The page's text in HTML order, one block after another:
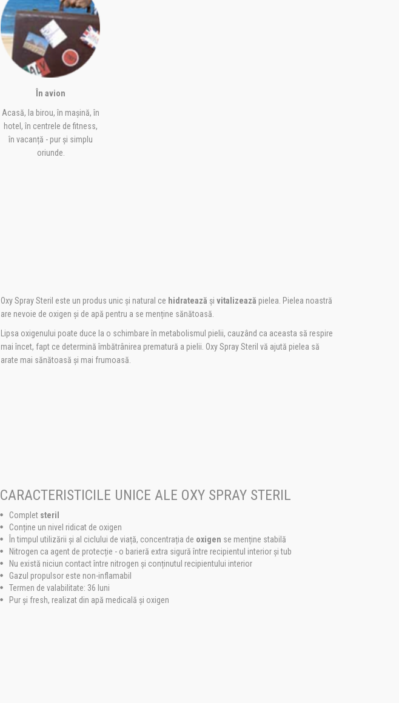
În avion
Acasă, la birou, în mașină, în
hotel, în centrele de fitness,
în vacanță - pur și simplu
oriunde.
Oxy Spray Steril este un produs unic și natural ce hidratează și vitalizează pielea. Pielea noastră
are nevoie de oxigen și de apă pentru a se menține sănătoasă.
Lipsa oxigenului poate duce la o schimbare în metabolismul pielii, cauzând ca aceasta să respire
mai încet, fapt ce determină îmbătrânirea prematură a pielii. Oxy Spray Steril vă ajută pielea să
arate mai sănătoasă și mai frumoasă.
CARACTERISTICILE UNICE ALE OXY SPRAY STERIL
Complet steril
Conține un nivel ridicat de oxigen
În timpul utilizării și al ciclului de viață, concentrația de oxigen se menține stabilă
Nitrogen ca agent de protecție - o barieră extra sigură între recipientul interior și tub
Nu există niciun contact între nitrogen și conținutul recipientului interior
Gazul propulsor este non-inflamabil
Termen de valabilitate: 36 luni
Pur și fresh, realizat din apă medicală și oxigen